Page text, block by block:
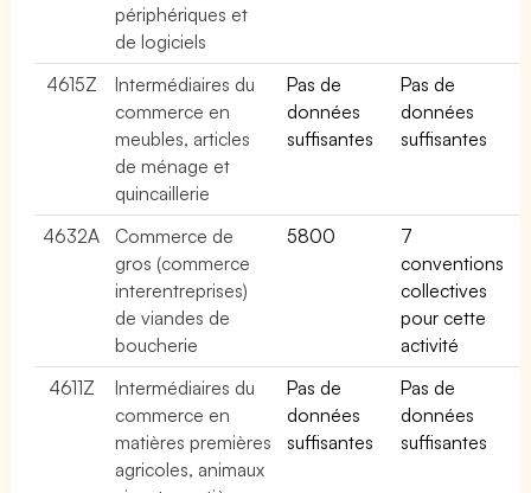
périphériques et
de logiciels
4615Z
Intermédiaires du
commerce en
meubles, articles
de ménage et
quincaillerie
Pas de
données
suffisantes
Pas de
données
suffisantes
4632A
Commerce de
gros (commerce
interentreprises)
de viandes de
boucherie
5800
7
conventions
collectives
pour cette
activité
4611Z
Intermédiaires du
commerce en
matières premières
agricoles, animaux
Pas de
données
suffisantes
Pas de
données
suffisantes